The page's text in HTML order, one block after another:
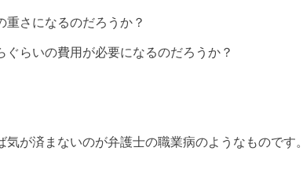
重さになるのだろうか？
らいの費用が必要になるのだろうか？
が済まないのが弁護士の職業病のようなものです。